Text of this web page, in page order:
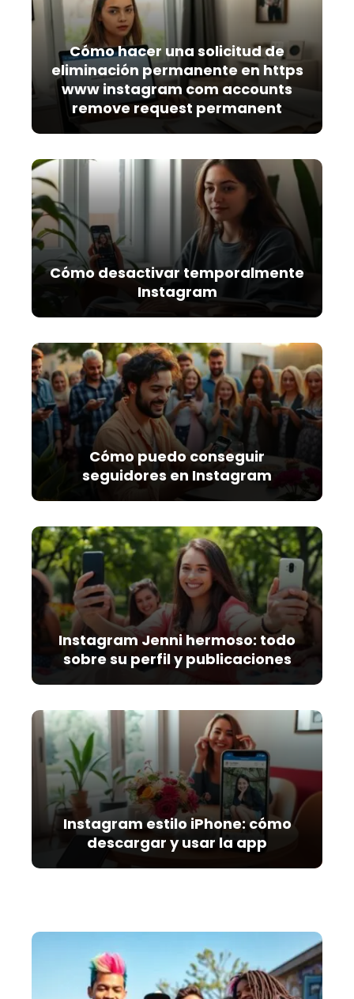
Cómo hacer una solicitud de
eliminación permanente en https
www instagram com accounts
remove request permanent
Cómo desactivar temporalmente
Instagram
Cómo puedo conseguir
seguidores en Instagram
Instagram Jenni hermoso: todo
sobre su perfil y publicaciones
Instagram estilo iPhone: cómo
descargar y usar la app